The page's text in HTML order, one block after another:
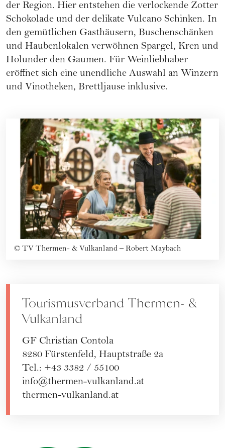
der Region. Hier entstehen die verlockende Zotter
Schokolade und der delikate Vulcano Schinken. In
den gemütlichen Gasthäusern, Buschenschänken
und Haubenlokalen verwöhnen Spargel, Kren und
Holunder den Gaumen. Für Weinliebhaber
eröffnet sich eine unendliche Auswahl an Winzern
und Vinotheken, Brettljause inklusive.
© TV Thermen- & Vulkanland – Robert Maybach
Tourismusverband Thermen- &
Vulkanland
GF Christian Contola
8280 Fürstenfeld, Hauptstraße 2a
Tel.: +43 3382 / 55100
info@thermen-vulkanland.at
thermen-vulkanland.at